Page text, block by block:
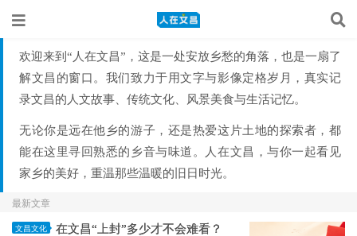
欢迎来到“人在文昌”，这是一处安放乡愁的角落，也是一扇了
解文昌的窗口。我们致力于用文字与影像定格岁月，真实记
录文昌的人文故事、传统文化、风景美食与生活记忆。
无论你是远在他乡的游子，还是热爱这片土地的探索者，都
能在这里寻回熟悉的乡音与味道。人在文昌，与你一起看见
家乡的美好，重温那些温暖的旧日时光。
最新文章
文昌文化 在文昌“上封”多少才不会难看？